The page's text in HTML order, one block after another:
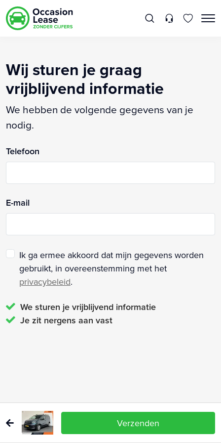
Wij sturen je graag
vrijblijvend informatie
We hebben de volgende gegevens van je
nodig.
Telefoon
E-mail
Ik ga ermee akkoord dat mijn gegevens worden
gebruikt, in overeenstemming met het
privacybeleid.
We sturen je vrijblijvend informatie
Je zit nergens aan vast
Verzenden